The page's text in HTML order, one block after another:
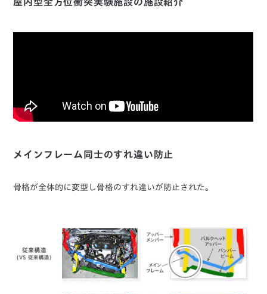
屋内型全方位衝突実験施設の施設紹介
メインフレーム同士のすれ違い防止
骨格が全体的に変型し骨格のすれ違いが防止された。